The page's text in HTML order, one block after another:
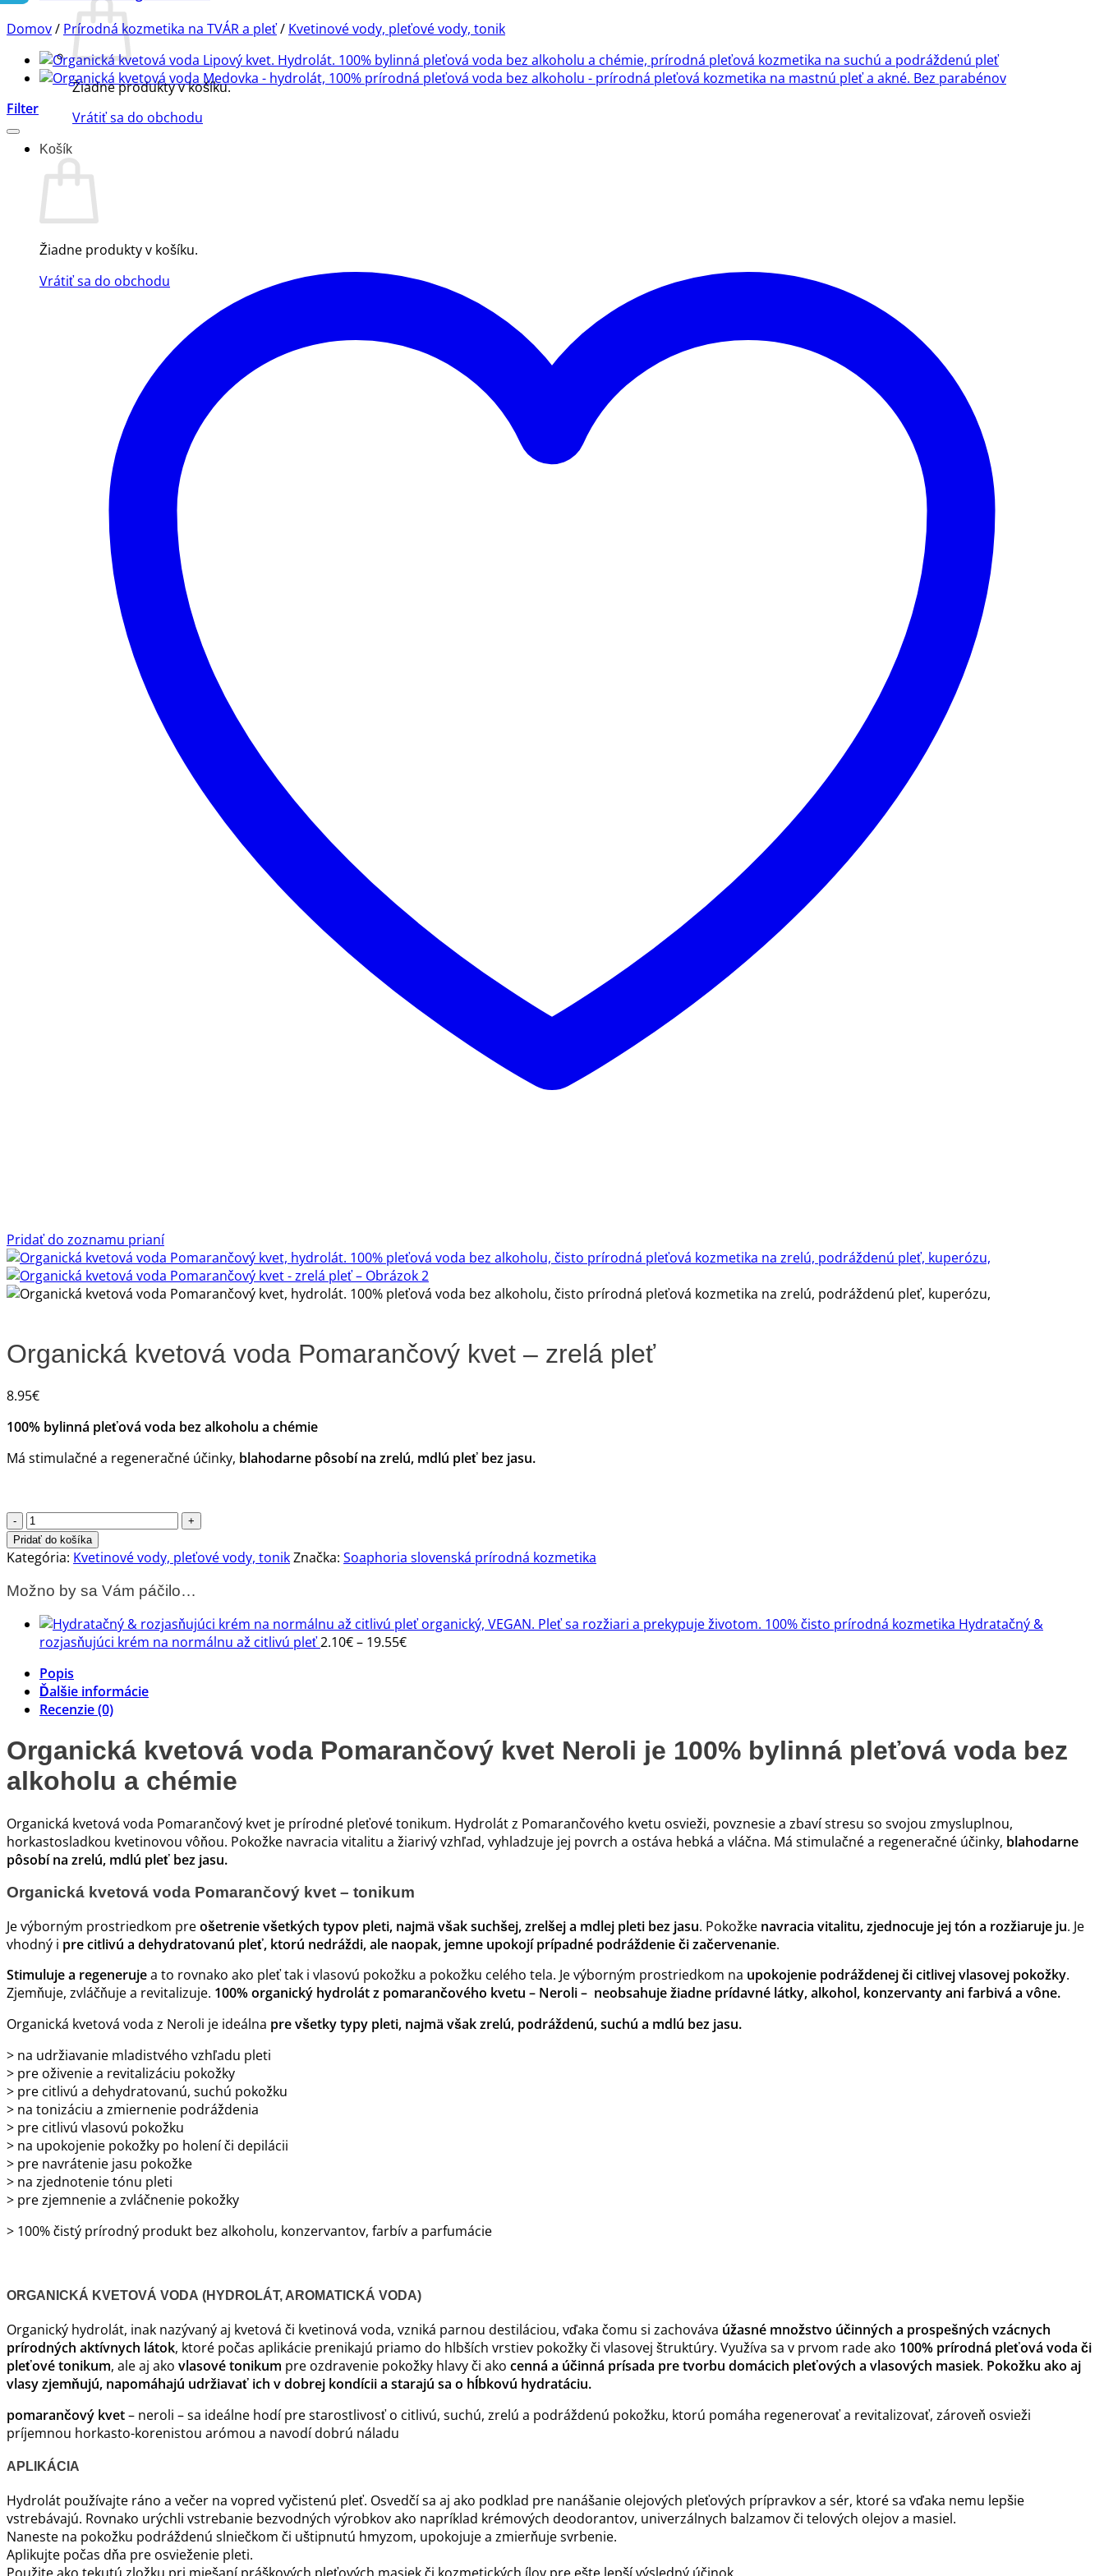
Žiadne produkty v košíku.
Vrátiť sa do obchodu
Košík
Žiadne produkty v košíku.
Vrátiť sa do obchodu
Domov/ Prírodná kozmetika na TVÁR a pleť/ Kvetinové vody, pleťové vody, tonik
Filter
Pridať do zoznamu prianí
Organická kvetová voda Pomarančový kvet – zrelá pleť
8.95€
100% bylinná pleťová voda bez alkoholu a chémie
Má stimulačné a regeneračné účinky, blahodarne pôsobí na zrelú, mdlú pleť bez jasu.
množstvo
Organická
kvetová
Pomarančový
-
zrelá
Pridať do košíka
Kategória: Kvetinové vody, pleťové vody, tonikZnačka: Soaphoria slovenská prírodná kozmetika
Možno by sa Vám páčilo…
Hydratačný &
rozjasňujúci krém na normálnu až citlivú pleť2.10€– 19.55€Price
Popis
Ďalšie informácie
Recenzie (0)
Organická kvetová voda Pomarančový kvet Neroli je 100% bylinná pleťová voda bez
alkoholu a chémie
Organická kvetová voda Pomarančový kvet je prírodné pleťové tonikum. Hydrolát z Pomarančového kvetu osvieži, povznesie a zbaví stresu so svojou zmysluplnou,
horkastosladkou kvetinovou vôňou. Pokožke navracia vitalitu a žiarivý vzhľad, vyhladzuje jej povrch a ostáva hebká a vláčna. Má stimulačné a regeneračné účinky, blahodarne
pôsobí na zrelú, mdlú pleť bez jasu.
Organická kvetová voda Pomarančový kvet – tonikum
Je výborným prostriedkom preošetrenie všetkých typov pleti, najmä však suchšej, zrelšej a mdlej pleti bez jasu. Pokožke navracia vitalitu, zjednocuje jej tón a rozžiaruje ju. Je
vhodný i pre citlivú a dehydratovanú pleť, ktorú nedráždi, ale naopak, jemne upokojí prípadné podráždenie či začervenanie.
Stimuluje a regenerujea to rovnako ako pleť tak i vlasovú pokožku a pokožku celého tela. Je výborným prostriedkom na upokojenie podráždenej či citlivej vlasovej pokožky.
Zjemňuje, zvláčňuje a revitalizuje. 100% organický hydrolát z pomarančového kvetu – Neroli – neobsahuje žiadne prídavné látky, alkohol, konzervanty ani farbivá a vône.
Organická kvetová voda z Neroli je ideálna pre všetky typy pleti, najmä však zrelú, podráždenú, suchú a mdlú bez jasu.
> na udržiavanie mladistvého vzhľadu pleti
> pre oživenie a revitalizáciu pokožky
> pre citlivú a dehydratovanú, suchú pokožku
> na tonizáciu a zmiernenie podráždenia
> pre citlivú vlasovú pokožku
> na upokojenie pokožky po holení či depilácii
> pre navrátenie jasu pokožke
> na zjednotenie tónu pleti
> pre zjemnenie a zvláčnenie pokožky
> 100% čistý prírodný produkt bez alkoholu, konzervantov, farbív a parfumácie
ORGANICKÁ KVETOVÁ VODA (HYDROLÁT, AROMATICKÁ VODA)
Organický hydrolát, inak nazývaný aj kvetová či kvetinová voda, vzniká parnou destiláciou, vďaka čomu si zachováva úžasné množstvo účinných a prospešných vzácnych
prírodných aktívnych látok, ktoré počas aplikácie prenikajú priamo do hlbších vrstiev pokožky či vlasovej štruktúry. Využíva sa v prvom rade ako 100% prírodná pleťová voda či
pleťové tonikum, ale aj ako vlasové tonikum pre ozdravenie pokožky hlavy či ako cenná a účinná prísada pre tvorbu domácich pleťových a vlasových masiek. Pokožku ako aj
vlasy zjemňujú, napomáhajú udržiavať ich v dobrej kondícii a starajú sa o hĺbkovú hydratáciu.
pomarančový kvet– neroli – sa ideálne hodí pre starostlivosť o citlivú, suchú, zrelú a podráždenú pokožku, ktorú pomáha regenerovať a revitalizovať, zároveň osvieži
príjemnou horkasto-korenistou arómou a navodí dobrú náladu
APLIKÁCIA
Hydrolát používajte ráno a večer na vopred vyčistenú pleť. Osvedčí sa aj ako podklad pre nanášanie olejových pleťových prípravkov a sér, ktoré sa vďaka nemu lepšie
vstrebávajú. Rovnako urýchli vstrebanie bezvodných výrobkov ako napríklad krémových deodorantov, univerzálnych balzamov či telových olejov a masiel.
Naneste na pokožku podráždenú slniečkom či uštipnutú hmyzom, upokojuje a zmierňuje svrbenie.
Aplikujte počas dňa pre osvieženie pleti.